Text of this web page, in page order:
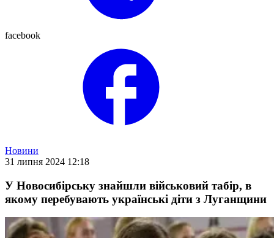
facebook
Новини
31 липня 2024 12:18
У Новосибірську знайшли військовий табір, в
якому перебувають українські діти з Луганщини